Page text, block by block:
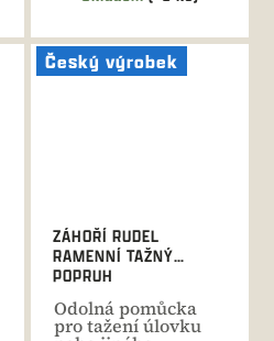
produktu
je
Český výrobek
ZÁHOŘÍ RUDEL
RAMENNÍ TAŽNÝ
POPRUH
Odolná pomůcka
pro tažení úlovku